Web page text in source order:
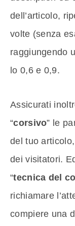
dell’articolo,
volte (senza
raggiungendo
lo 0,6 e 0,9.
Assicurati
“corsivo” le
del tuo
dei visitatori.
“tecnica del
richiamare
compiere una